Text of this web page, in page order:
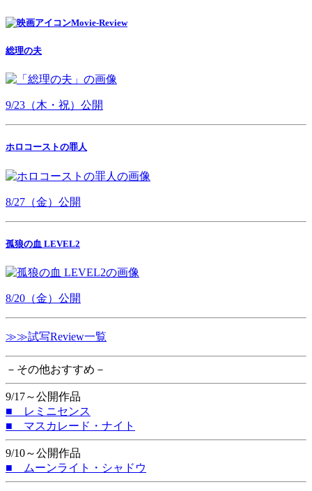
Movie-Review
総理の夫
9/23（木・祝）公開
ホロコーストの罪人
8/27（金）公開
孤狼の血 LEVEL2
8/20（金）公開
≫≫試写Review一覧
－その他おすすめ－
9/17～公開作品
■ レミニセンス
■ マスカレード・ナイト
9/10～公開作品
■ ムーンライト・シャドウ